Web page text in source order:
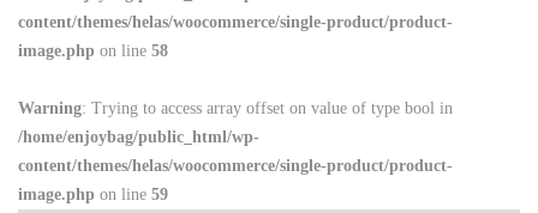
content/themes/helas/woocommerce/single-product/product-
image.php on line 58
Warning: Trying to access array offset on value of type bool in
/home/enjoybag/public_html/wp-
content/themes/helas/woocommerce/single-product/product-
image.php on line 59